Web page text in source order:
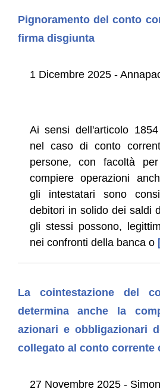
Pignoramento del conto
firma disgiunta
1 Dicembre 2025 -
Ai sensi dell'articolo
nel caso di conto
persone, con facoltà
compiere operazioni
gli intestatari sono
debitori in solido dei saldi
gli stessi possono,
nei confronti della banca o
La cointestazione del
determina anche la
azionari e obbligazionari
collegato al conto corrente
27 Novembre 2025 -